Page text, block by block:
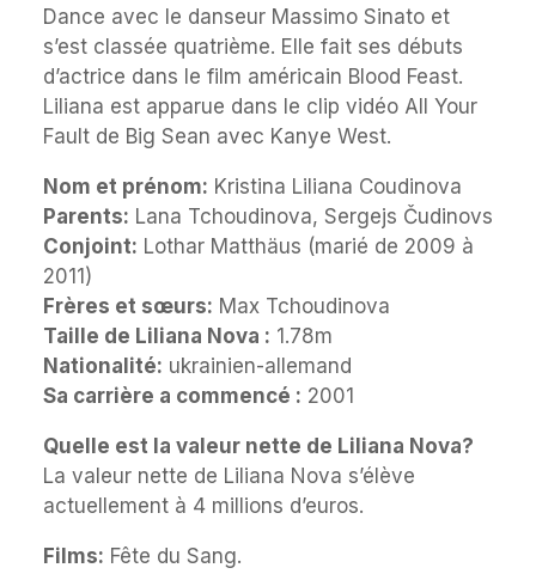
Dance avec le danseur Massimo Sinato et
s’est classée quatrième. Elle fait ses débuts
d’actrice dans le film américain Blood Feast.
Liliana est apparue dans le clip vidéo All Your
Fault de Big Sean avec Kanye West.
Nom et prénom: Kristina Liliana Coudinova
Parents: Lana Tchoudinova, Sergejs Čudinovs
Conjoint: Lothar Matthäus (marié de 2009 à
2011)
Frères et sœurs: Max Tchoudinova
Taille de Liliana Nova : 1.78m
Nationalité: ukrainien-allemand
Sa carrière a commencé : 2001
Quelle est la valeur nette de Liliana Nova?
La valeur nette de Liliana Nova s’élève
actuellement à 4 millions d’euros.
Films: Fête du Sang.